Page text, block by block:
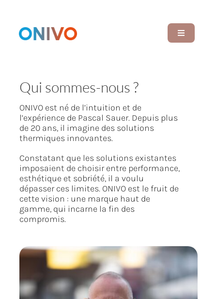
contenu
Navigation
Accueil
Partenaires
Qui sommes-nous ?
Références
Professionnels
Qui sommes-nous ?
ONIVO est né de l’intuition et de
l’expérience de Pascal Sauer. Depuis plus
de 20 ans, il imagine des solutions
thermiques innovantes.
Constatant que les solutions existantes
imposaient de choisir entre performance,
esthétique et sobriété, il a voulu
dépasser ces limites. ONIVO est le fruit de
cette vision : une marque haut de
gamme, qui incarne la fin des
compromis.